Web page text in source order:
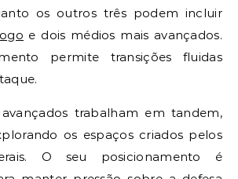
os outros três podem incluir
e dois médios mais avançados.
permite transições fluidas
trabalham em tandem,
os espaços criados pelos
O seu posicionamento é